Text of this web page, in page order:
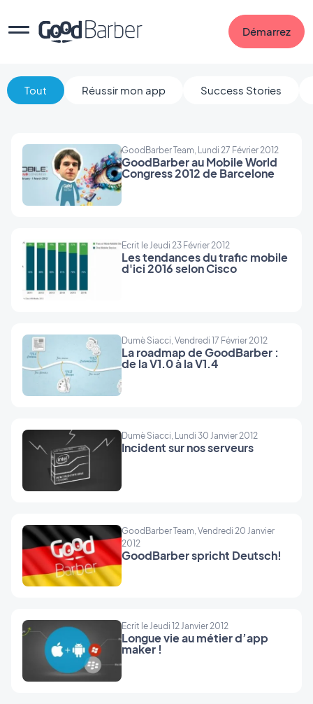
Démarrez
Tout Réussir mon app Success Stories
GoodBarber Team, Lundi 27 Février 2012
GoodBarber au Mobile World
Congress 2012 de Barcelone
Ecrit le Jeudi 23 Février 2012
Les tendances du trafic mobile
d'ici 2016 selon Cisco
Dumè Siacci, Vendredi 17 Février 2012
La roadmap de GoodBarber :
de la V1.0 à la V1.4
Dumè Siacci, Lundi 30 Janvier 2012
Incident sur nos serveurs
GoodBarber Team, Vendredi 20 Janvier
2012
GoodBarber spricht Deutsch!
Ecrit le Jeudi 12 Janvier 2012
Longue vie au métier d’app
maker !